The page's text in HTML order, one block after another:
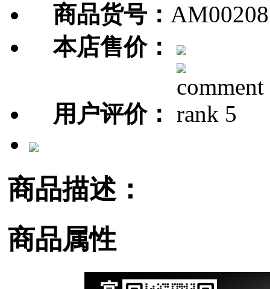
商品货号：
本店售价：
用户评价：
商品描述：
商品属性